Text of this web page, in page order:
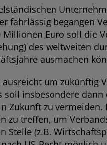
fahrlässig begangen
Euro soll die
des weltweiten
ausmachen
um
insbesondere
Zukunft zu
treffen, um
Stelle (z.B.